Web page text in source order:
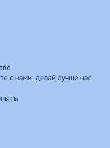
с нами, делай лучше нас